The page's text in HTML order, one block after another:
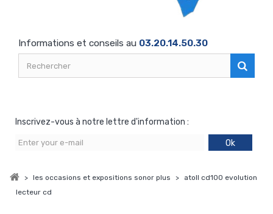
Informations et conseils au 03.20.14.50.30
Inscrivez-vous à notre lettre d'information :
Ok
> les occasions et expositions sonor plus >
atoll cd100 evolution
lecteur cd